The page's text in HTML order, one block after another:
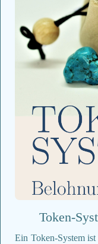
Token-
Ein Token-System